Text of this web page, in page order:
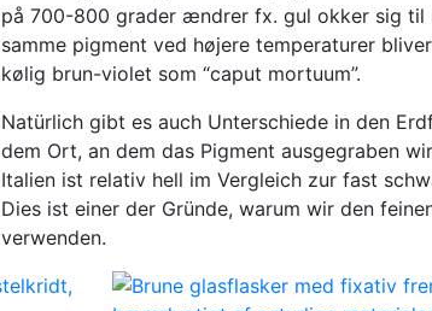
på 700-800 grader ændrer fx. gul okker sig
samme pigment ved højere temperaturer
kølig brun-violet som “caput mortuum”.
Natürlich gibt es auch Unterschiede in den
dem Ort, an dem das Pigment ausgegraben
Italien ist relativ hell im Vergleich zur fast
Dies ist einer der Gründe, warum wir den
verwenden.